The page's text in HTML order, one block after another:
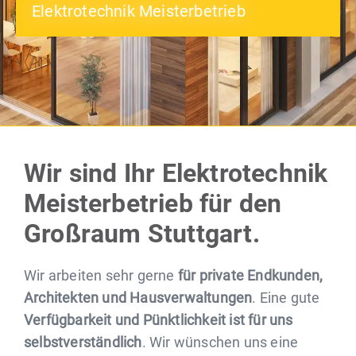
Elektrotechnik Meisterbetrieb
Wir sind Ihr Elektrotechnik
Meisterbetrieb für den
Großraum Stuttgart.
Wir arbeiten sehr gerne für private Endkunden,
Architekten und Hausverwaltungen. Eine gute
Verfügbarkeit und Pünktlichkeit ist für uns
selbstverständlich. Wir wünschen uns eine